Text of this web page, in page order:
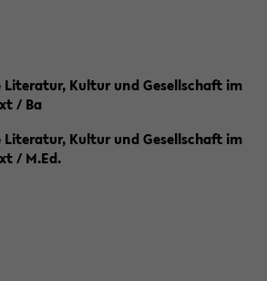
Literatur, Kultur und Gesellschaft im
/ Ba
Literatur, Kultur und Gesellschaft im
/ M.Ed.